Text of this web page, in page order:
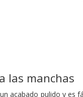
las manchas
acabado pulido y es